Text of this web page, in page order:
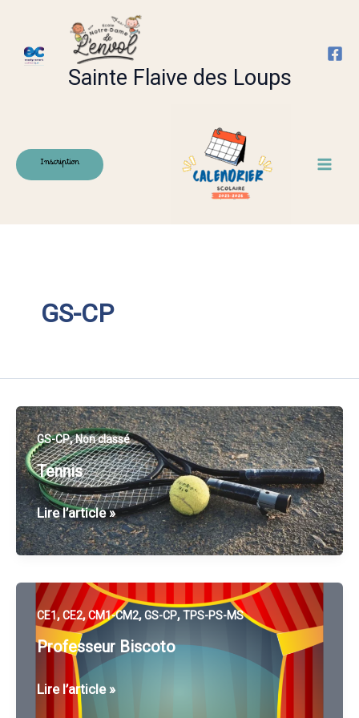
contenu
Sainte Flaive des Loups
Inscription
GS-CP
GS-CP,Non classé
Tennis
Tennis
Lire l’article »
CE1,CE2,CM1-CM2,GS-CP,TPS-PS-MS
Professeur Biscoto
Professeur
Biscoto
Lire l’article »